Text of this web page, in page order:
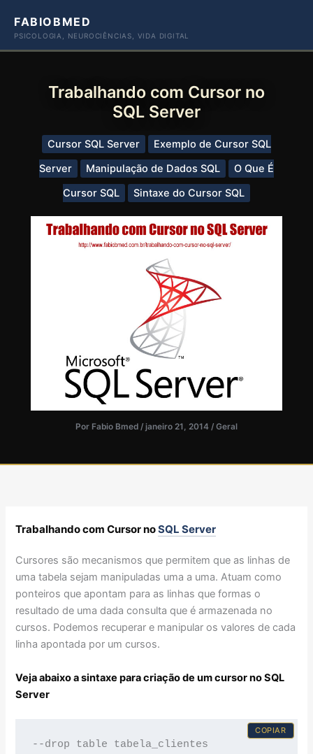
paraFABIOBMED
PSICOLOGIA, NEUROCIÊNCIAS, VIDA DIGITAL
Trabalhando com Cursor no
SQL Server
Cursor SQL Server
Exemplo de Cursor SQL
Server
Manipulação de Dados SQL
O Que É
Cursor SQL
Sintaxe do Cursor SQL
Por Fabio Bmed / janeiro 21, 2014 / Geral
Trabalhando com Cursor noSQL Server
Cursores são mecanismos que permitem que as linhas de
uma tabela sejam manipuladas uma a uma. Atuam como
ponteiros que apontam para as linhas que formas o
resultado de uma dada consulta que é armazenada no
cursos. Podemos recuperar e manipular os valores de cada
linha apontada por um cursos.
Veja abaixo asintaxe para criação de um cursor no SQL
Server
--drop table tabela_clientes
COPIAR